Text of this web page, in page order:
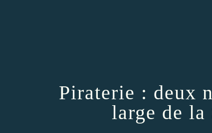
Piraterie : deux
large de